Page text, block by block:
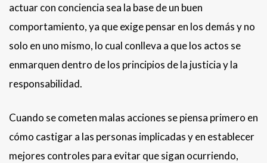
actuar con conciencia sea la base de un buen
comportamiento, ya que exige pensar en los demás y no
solo en uno mismo, lo cual conlleva a que los actos se
enmarquen dentro de los principios de la justicia y la
responsabilidad.
Cuando se cometen malas acciones se piensa primero en
cómo castigar a las personas implicadas y en establecer
mejores controles para evitar que sigan ocurriendo,